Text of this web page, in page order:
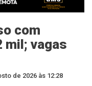
com
mil; vagas
de 2026 às 12:28